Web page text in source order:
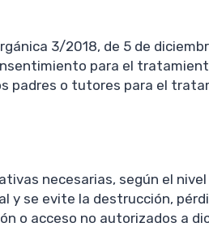
3/2018, de 5 de
para el
padres o tutores para el
necesarias, según el
y se evite la destrucción,
o acceso no autorizados a